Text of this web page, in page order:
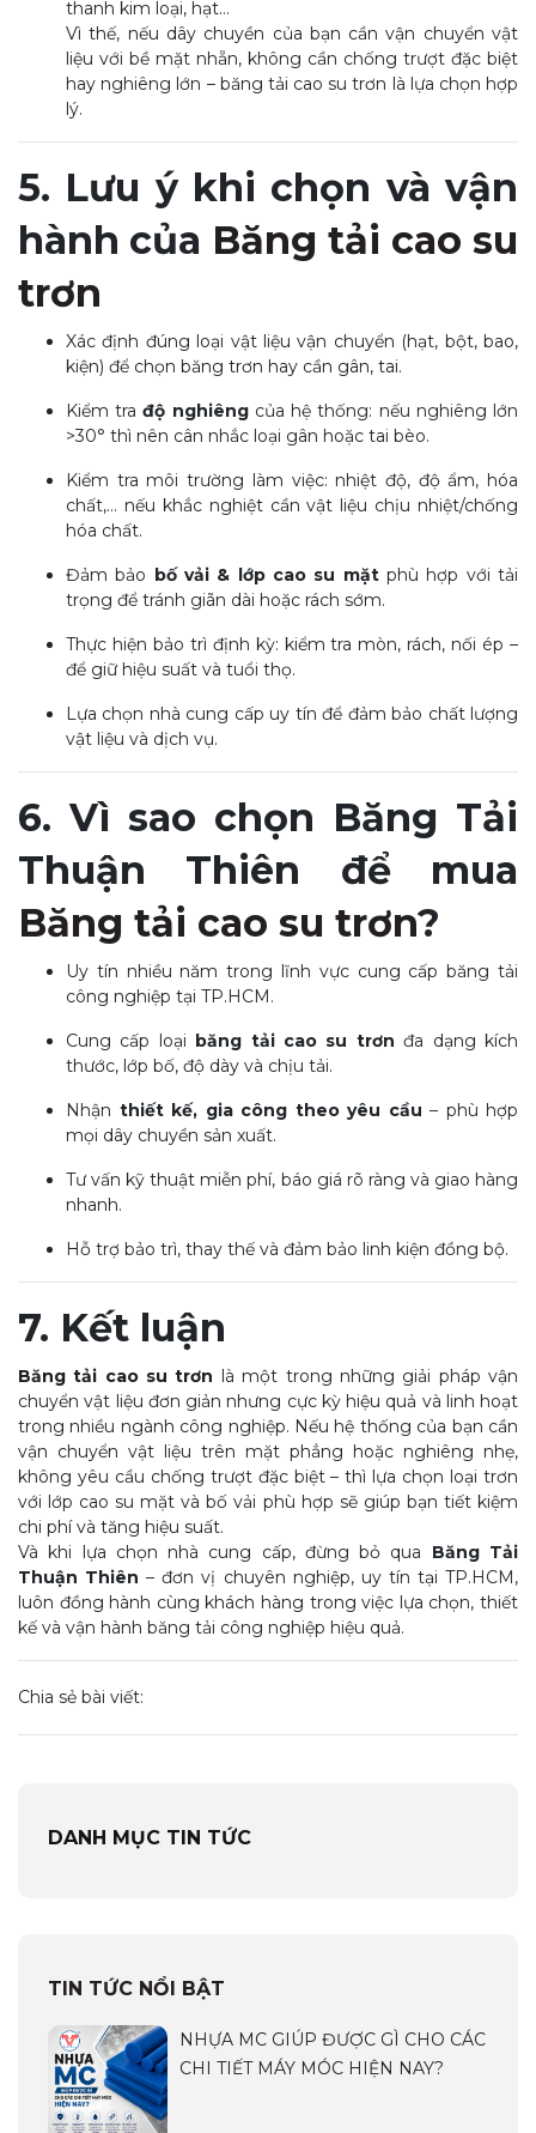
thanh kim loại, hạt…
Vì thế, nếu dây chuyền của bạn cần vận chuyển vật
liệu với bề mặt nhẵn, không cần chống trượt đặc biệt
hay nghiêng lớn – băng tải cao su trơn là lựa chọn hợp
lý.
5. Lưu ý khi chọn và vận
hành của Băng tải cao su
trơn
Xác định đúng loại vật liệu vận chuyển (hạt, bột, bao,
kiện) để chọn băng trơn hay cần gân, tai.
Kiểm trađộ nghiêngcủa hệ thống: nếu nghiêng lớn
>30° thì nên cân nhắc loại gân hoặc tai bèo.
Kiểm tra môi trường làm việc: nhiệt độ, độ ẩm, hóa
chất,… nếu khắc nghiệt cần vật liệu chịu nhiệt/chống
hóa chất.
Đảm bảo bố vải & lớp cao su mặtphù hợp với tải
trọng để tránh giãn dài hoặc rách sớm.
Thực hiện bảo trì định kỳ: kiểm tra mòn, rách, nối ép –
để giữ hiệu suất và tuổi thọ.
Lựa chọn nhà cung cấp uy tín để đảm bảo chất lượng
vật liệu và dịch vụ.
6. Vì sao chọn Băng Tải
Thuận Thiên để mua
Băng tải cao su trơn?
Uy tín nhiều năm trong lĩnh vực cung cấp băng tải
công nghiệp tại TP.HCM.
Cung cấp loại băng tải cao su trơn đa dạng kích
thước, lớp bố, độ dày và chịu tải.
Nhận thiết kế, gia công theo yêu cầu – phù hợp
mọi dây chuyền sản xuất.
Tư vấn kỹ thuật miễn phí, báo giá rõ ràng và giao hàng
nhanh.
Hỗ trợ bảo trì, thay thế và đảm bảo linh kiện đồng bộ.
7. Kết luận
Băng tải cao su trơn là một trong những giải pháp vận
chuyển vật liệu đơn giản nhưng cực kỳ hiệu quả và linh hoạt
trong nhiều ngành công nghiệp. Nếu hệ thống của bạn cần
vận chuyển vật liệu trên mặt phẳng hoặc nghiêng nhẹ,
không yêu cầu chống trượt đặc biệt – thì lựa chọn loại trơn
với lớp cao su mặt và bố vải phù hợp sẽ giúp bạn tiết kiệm
chi phí và tăng hiệu suất.
Và khi lựa chọn nhà cung cấp, đừng bỏ qua Băng Tải
Thuận Thiên – đơn vị chuyên nghiệp, uy tín tại TP.HCM,
luôn đồng hành cùng khách hàng trong việc lựa chọn, thiết
kế và vận hành băng tải công nghiệp hiệu quả.
Chia sẻ bài viết:
DANH MỤC TIN TỨC
TIN TỨC NỔI BẬT
NHỰA MC GIÚP ĐƯỢC GÌ CHO CÁC
CHI TIẾT MÁY MÓC HIỆN NAY?